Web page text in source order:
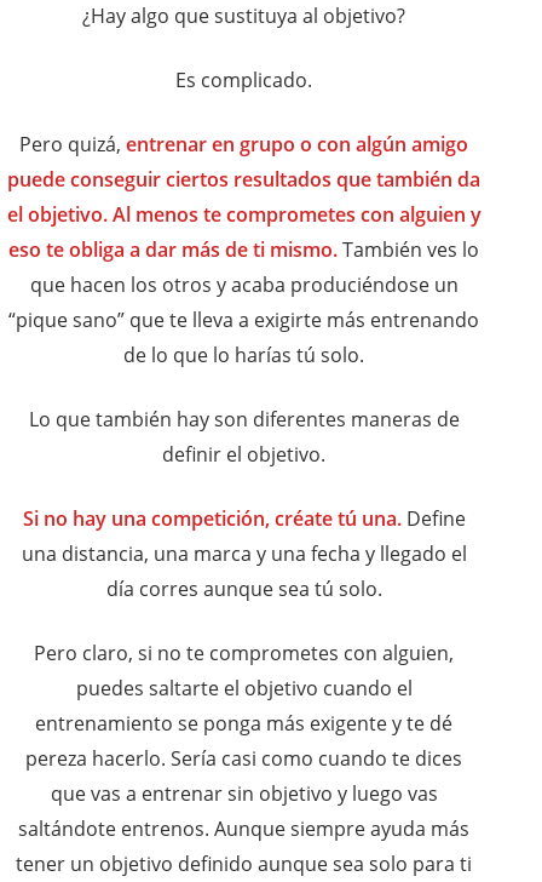
¿Hay algo que sustituya al objetivo?
Es complicado.
Pero quizá, entrenar en grupo o con algún amigo
puede conseguir ciertos resultados que también da
el objetivo. Al menos te comprometes con alguien y
eso te obliga a dar más de ti mismo.También ves lo
que hacen los otros y acaba produciéndose un
“pique sano” que te lleva a exigirte más entrenando
de lo que lo harías tú solo.
Lo que también hay son diferentes maneras de
definir el objetivo.
Si no hay una competición, créate tú una.Define
una distancia, una marca y una fecha y llegado el
día corres aunque sea tú solo.
Pero claro, si no te comprometes con alguien,
puedes saltarte el objetivo cuando el
entrenamiento se ponga más exigente y te dé
pereza hacerlo. Sería casi como cuando te dices
que vas a entrenar sin objetivo y luego vas
saltándote entrenos. Aunque siempre ayuda más
tener un objetivo definido aunque sea solo para ti